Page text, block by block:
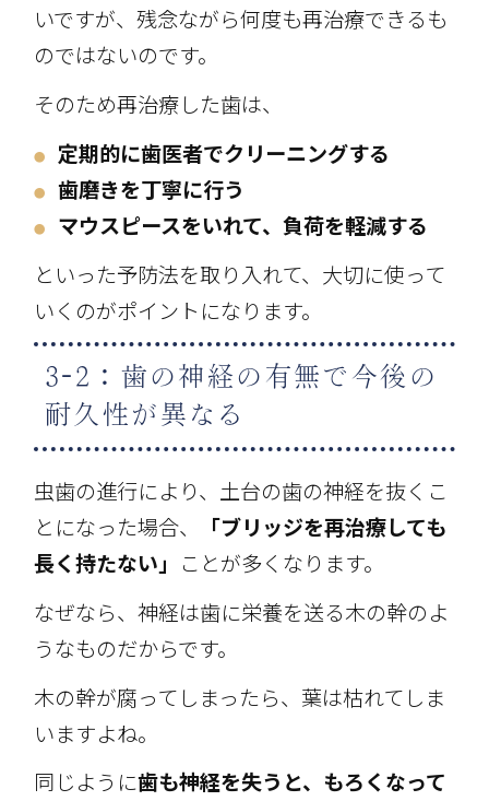
いですが、残念ながら何度も再治療できるも
のではないのです。
そのため再治療した歯は、
● 定期的に歯医者でクリーニングする
● 歯磨きを丁寧に行う
● マウスピースをいれて、負荷を軽減する
といった予防法を取り入れて、大切に使って
いくのがポイントになります。
3-2：歯の神経の有無で今後の
耐久性が異なる
虫歯の進行により、土台の歯の神経を抜くこ
とになった場合、
「ブリッジを再治療しても
長く持たない」 ことが多くなります。
なぜなら、神経は歯に栄養を送る木の幹のよ
うなものだからです。
木の幹が腐ってしまったら、葉は枯れてしま
いますよね。
同じように歯も神経を失うと、もろくなって